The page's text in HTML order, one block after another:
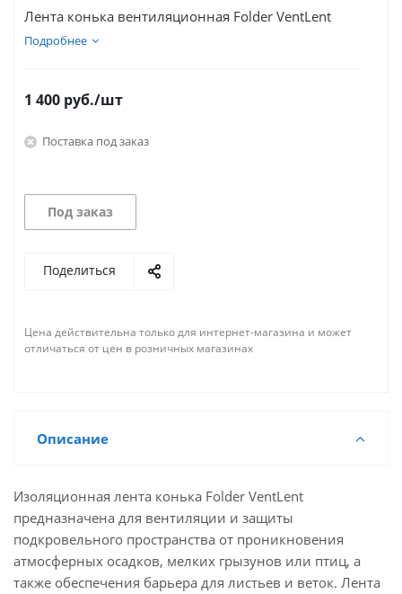
Лента конька вентиляционная Folder VentLent
Подробнее
1 400 руб./шт
Поставка под заказ
Под заказ
Поделиться
Цена действительна только для интернет-магазина и может
отличаться от цен в розничных магазинах
Описание
Изоляционная лента конька Folder VentLent
предназначена для вентиляции и защиты
подкровельного пространства от проникновения
атмосферных осадков, мелких грызунов или птиц, а
также обеспечения барьера для листьев и веток. Лента